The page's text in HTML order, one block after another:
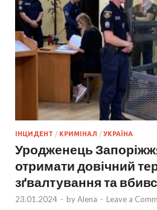
ІНЦИДЕНТ / КРИМІНАЛ / УКРАЇНА
Уродженець
отримати довічний
зґвалтування та
23.01.2024 - byAlena - Leave a